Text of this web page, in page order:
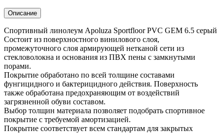
Описание
Спортивный линолеум Apoluza Sportfloor PVC GEM 6.5 серый
Состоит из поверхностного винилового слоя,
промежуточного слоя армирующей нетканой сети из
стекловолокна и основания из ПВХ пены с замкнутыми
порами.
Покрытие обработано по всей толщине составами
фунгицидного и бактерицидного действия. Поверхность
также обработана предохраняющим от воздействий
загрязненной обуви составом.
Выбор толщин материала позволяет подобрать спортивное
покрытие с требуемой амортизацией.
Покрытие соответствует всем стандартам для закрытых